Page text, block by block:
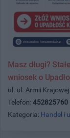
Masz długi?
wniosek o
ul. ul. Armii
Telefon: 452825760
Kategoria: Handel i